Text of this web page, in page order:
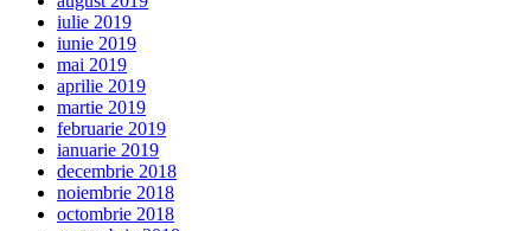
iulie 2019
iunie 2019
mai 2019
aprilie 2019
martie 2019
februarie 2019
ianuarie 2019
decembrie 2018
noiembrie 2018
octombrie 2018